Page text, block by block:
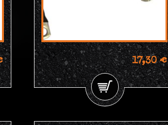
17,30 €